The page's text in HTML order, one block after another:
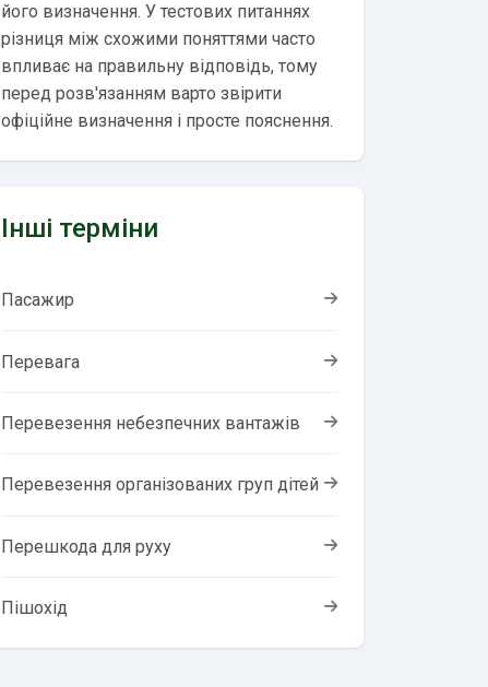
його визначення. У тестових питаннях
різниця між схожими поняттями часто
впливає на правильну відповідь, тому
перед розв'язанням варто звірити
офіційне визначення і просте пояснення.
Інші терміни
Пасажир
Перевага
Перевезення небезпечних вантажів
Перевезення організованих груп дітей
Перешкода для руху
Пішохід